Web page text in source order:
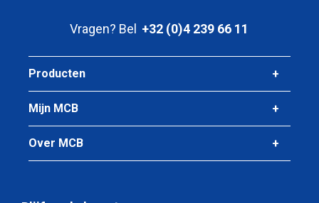
pagina
Vragen? Bel +32 (0)4 239 66 11
Producten
Mijn MCB
Over MCB